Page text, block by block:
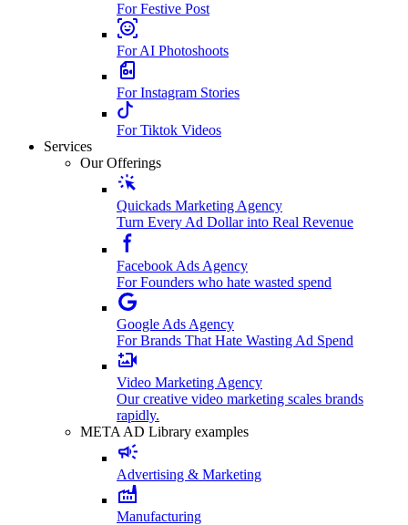
For Festive Post
For AI Photoshoots
For Instagram Stories
For Tiktok Videos
Services
Our Offerings
Quickads Marketing Agency
Turn Every Ad Dollar into Real Revenue
Facebook Ads Agency
For Founders who hate wasted spend
Google Ads Agency
For Brands That Hate Wasting Ad Spend
Video Marketing Agency
Our creative video marketing scales brands
rapidly.
META AD Library examples
Advertising & Marketing
Manufacturing